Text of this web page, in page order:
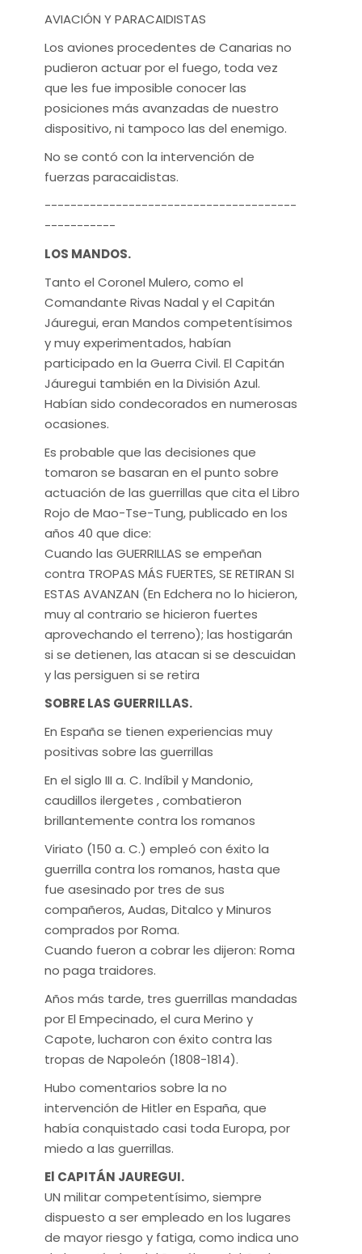
AVIACIÓN Y PARACAIDISTAS
Los aviones procedentes de Canarias no
pudieron actuar por el fuego, toda vez
que les fue imposible conocer las
posiciones más avanzadas de nuestro
dispositivo, ni tampoco las del enemigo.
No se contó con la intervención de
fuerzas paracaidistas.
---------------------------------------
-----------
LOS MANDOS.
Tanto el Coronel Mulero, como el
Comandante Rivas Nadal y el Capitán
Jáuregui, eran Mandos competentísimos
y muy experimentados, habían
participado en la Guerra Civil. El Capitán
Jáuregui también en la División Azul.
Habían sido condecorados en numerosas
ocasiones.
Es probable que las decisiones que
tomaron se basaran en el punto sobre
actuación de las guerrillas que cita el Libro
Rojo de Mao-Tse-Tung, publicado en los
años 40 que dice:
Cuando las GUERRILLAS se empeñan
contra TROPAS MÁS FUERTES, SE RETIRAN SI
ESTAS AVANZAN (En Edchera no lo hicieron,
muy al contrario se hicieron fuertes
aprovechando el terreno); las hostigarán
si se detienen, las atacan si se descuidan
y las persiguen si se retira
SOBRE LAS GUERRILLAS.
En España se tienen experiencias muy
positivas sobre las guerrillas
En el siglo III a. C. Indíbil y Mandonio,
caudillos ilergetes , combatieron
brillantemente contra los romanos
Viriato (150 a. C.) empleó con éxito la
guerrilla contra los romanos, hasta que
fue asesinado por tres de sus
compañeros, Audas, Ditalco y Minuros
comprados por Roma.
Cuando fueron a cobrar les dijeron: Roma
no paga traidores.
Años más tarde, tres guerrillas mandadas
por El Empecinado, el cura Merino y
Capote, lucharon con éxito contra las
tropas de Napoleón (1808-1814).
Hubo comentarios sobre la no
intervención de Hitler en España, que
había conquistado casi toda Europa, por
miedo a las guerrillas.
El CAPITÁN JAUREGUI.
UN militar competentísimo, siempre
dispuesto a ser empleado en los lugares
de mayor riesgo y fatiga, como indica uno